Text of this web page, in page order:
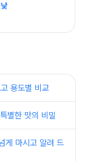
용도별 비교
별한 맛의 비밀
게 마시고 알려 드